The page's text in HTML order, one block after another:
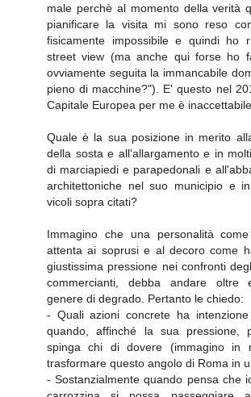
male perchè al momento della verità
pianificare la visita mi sono reso
fisicamente impossibile e quindi ho
street view (ma anche qui forse ho
ovviamente seguita la immancabile
pieno di macchine?"). E' questo nel
Capitale Europea per me è
Quale è la sua posizione in merito
della sosta e all'allargamento e in
di marciapiedi e parapedonali e
architettoniche nel suo municipio e
vicoli sopra citati?
Immagino che una personalità
attenta ai soprusi e al decoro come
giustissima pressione nei confronti
commercianti, debba andare oltre
genere di degrado. Pertanto le chiedo:
- Quali azioni concrete ha
quando, affinché la sua pressione,
spinga chi di dovere (immagino in
trasformare questo angolo di Roma in
- Sostanzialmente quando pensa che